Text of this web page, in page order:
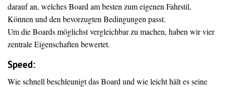
darauf an, welches Board am besten zum eigenen Fahrstil,
Können und den bevorzugten Bedingungen passt.
Um die Boards möglichst vergleichbar zu machen, haben wir vier
zentrale Eigenschaften bewertet.
Speed:
Wie schnell beschleunigt das Board und wie leicht hält es seine